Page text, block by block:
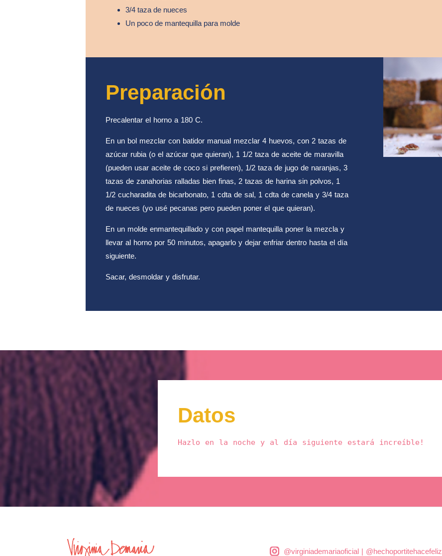
3/4 taza de nueces
Un poco de mantequilla para molde
Preparación
Precalentar el horno a 180 C.
En un bol mezclar con batidor manual mezclar 4 huevos, con 2 tazas de
azúcar rubia (o el azúcar que quieran), 1 1/2 taza de aceite de maravilla
(pueden usar aceite de coco si prefieren), 1/2 taza de jugo de naranjas, 3
tazas de zanahorias ralladas bien finas, 2 tazas de harina sin polvos, 1
1/2 cucharadita de bicarbonato, 1 cdta de sal, 1 cdta de canela y 3/4 taza
de nueces (yo usé pecanas pero pueden poner el que quieran).
En un molde enmantequillado y con papel mantequilla poner la mezcla y
llevar al horno por 50 minutos, apagarlo y dejar enfriar dentro hasta el día
siguiente.
Sacar, desmoldar y disfrutar.
Datos
Hazlo en la noche y al día siguiente estará increíble!
@virginiademariaoficial| @hechoportitehacefeliz